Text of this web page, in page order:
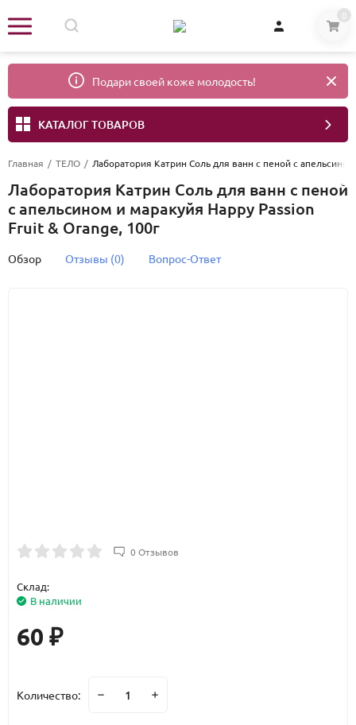
0
Подари своей коже молодость!
КАТАЛОГ ТОВАРОВ
Главная / ТЕЛО / Лаборатория Катрин Соль для ванн с пеной с
Лаборатория Катрин Соль для ванн с пеной
с апельсином и маракуйя Happy Passion
Fruit & Orange, 100г
Обзор Отзывы (0) Вопрос-Ответ
0 Отзывов
Склад:
В наличии
60 ₽
Количество: